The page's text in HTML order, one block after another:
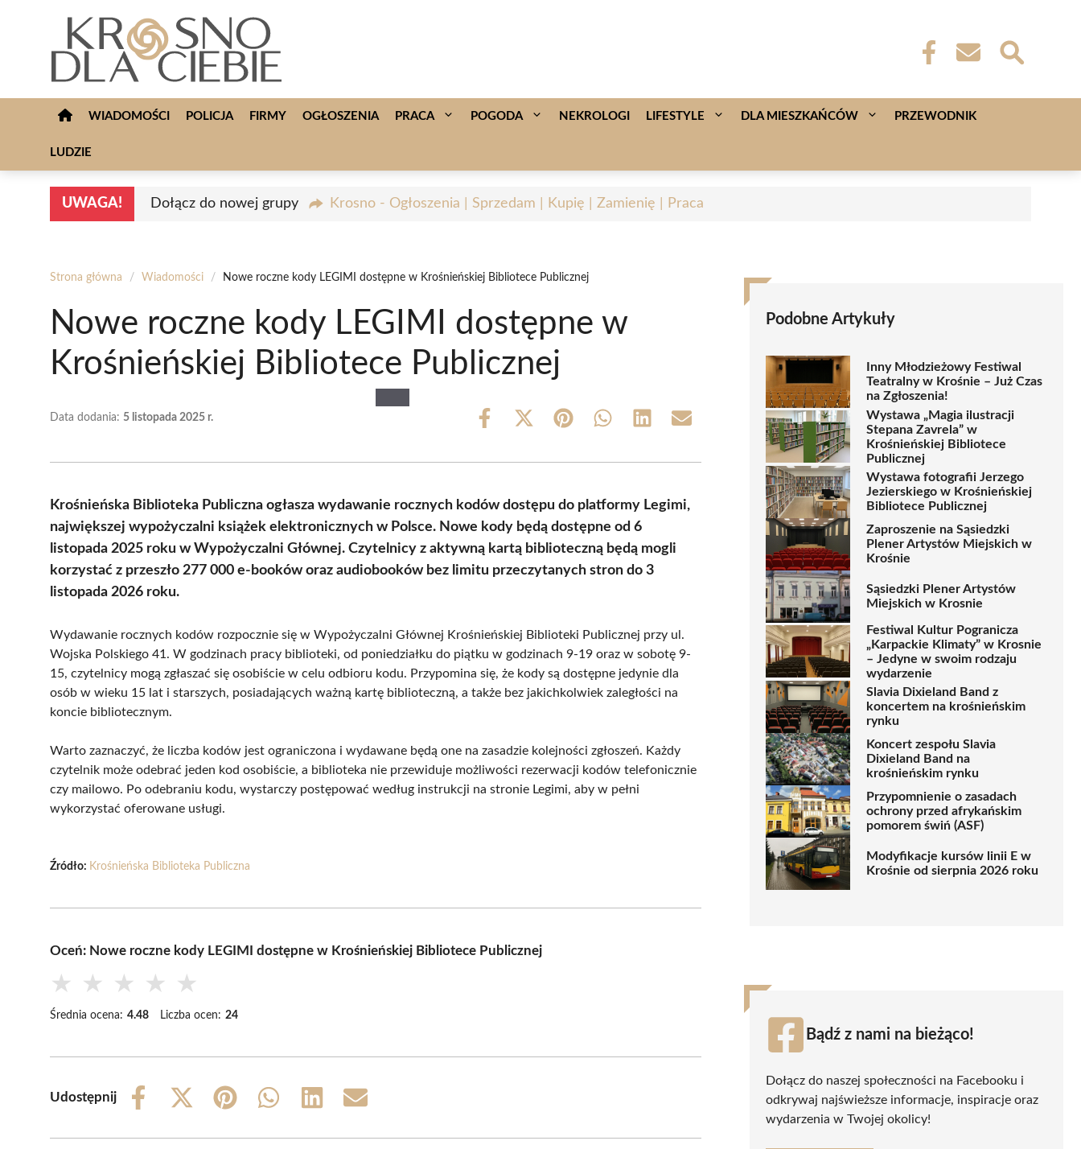
WIADOMOŚCI POLICJA FIRMY OGŁOSZENIA PRACA POGODA NEKROLOGI LIFESTYLE DLA MIESZKAŃCÓW PRZEWODNIK
LUDZIE
UWAGA! Dołącz do nowej grupy Krosno - Ogłoszenia | Sprzedam | Kupię | Zamienię | Praca
Strona główna / Wiadomości / Nowe roczne kody LEGIMI dostępne w Krośnieńskiej Bibliotece Publicznej
Nowe roczne kody LEGIMI dostępne w
Krośnieńskiej Bibliotece Publicznej
Data dodania: 5 listopada 2025 r.
Share
Share
(Twitter)
Share Share Share Share
Krośnieńska Biblioteka Publiczna ogłasza wydawanie rocznych kodów dostępu do platformy Legimi,
największej wypożyczalni książek elektronicznych w Polsce. Nowe kody będą dostępne od 6
listopada 2025 roku w Wypożyczalni Głównej. Czytelnicy z aktywną kartą biblioteczną będą mogli
korzystać z przeszło 277 000 e-booków oraz audiobooków bez limitu przeczytanych stron do 3
listopada 2026 roku.
Wydawanie rocznych kodów rozpocznie się w Wypożyczalni Głównej Krośnieńskiej Biblioteki Publicznej przy ul.
Wojska Polskiego 41. W godzinach pracy biblioteki, od poniedziałku do piątku w godzinach 9-19 oraz w sobotę 9-
15, czytelnicy mogą zgłaszać się osobiście w celu odbioru kodu. Przypomina się, że kody są dostępne jedynie dla
osób w wieku 15 lat i starszych, posiadających ważną kartę biblioteczną, a także bez jakichkolwiek zaległości na
koncie bibliotecznym.
Warto zaznaczyć, że liczba kodów jest ograniczona i wydawane będą one na zasadzie kolejności zgłoszeń. Każdy
czytelnik może odebrać jeden kod osobiście, a biblioteka nie przewiduje możliwości rezerwacji kodów telefonicznie
czy mailowo. Po odebraniu kodu, wystarczy postępować według instrukcji na stronie Legimi, aby w pełni
wykorzystać oferowane usługi.
Źródło: Krośnieńska Biblioteka Publiczna
Oceń: Nowe roczne kody LEGIMI dostępne w Krośnieńskiej Bibliotece Publicznej
★ ★ ★ ★ ★
Średnia ocena: 4.48 Liczba ocen: 24
Udostępnij
Share
Share
(Twitter)
Share
Share
Share
Share
Podobne Artykuły
Inny Młodzieżowy Festiwal
Teatralny w Krośnie – Już Czas
na Zgłoszenia!
Wystawa „Magia ilustracji
Stepana Zavrela” w
Krośnieńskiej Bibliotece
Publicznej
Wystawa fotografii Jerzego
Jezierskiego w Krośnieńskiej
Bibliotece Publicznej
Zaproszenie na Sąsiedzki
Plener Artystów Miejskich w
Krośnie
Sąsiedzki Plener Artystów
Miejskich w Krosnie
Festiwal Kultur Pogranicza
„Karpackie Klimaty” w Krosnie
– Jedyne w swoim rodzaju
wydarzenie
Slavia Dixieland Band z
koncertem na krośnieńskim
rynku
Koncert zespołu Slavia
Dixieland Band na
krośnieńskim rynku
Przypomnienie o zasadach
ochrony przed afrykańskim
pomorem świń (ASF)
Modyfikacje kursów linii E w
Krośnie od sierpnia 2026 roku
Bądź z nami na bieżąco!
Dołącz do naszej społeczności na Facebooku i
odkrywaj najświeższe informacje, inspiracje oraz
wydarzenia w Twojej okolicy!